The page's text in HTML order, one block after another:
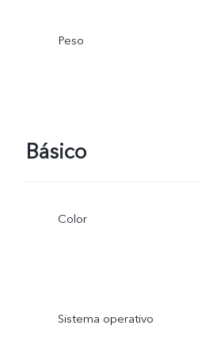
Peso
Básico
Color
Sistema operativo